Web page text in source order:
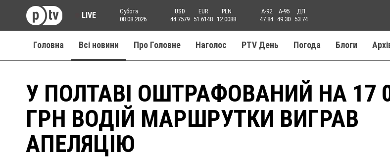
LIVE
Субота
08.08.2026
USD
44.7579
EUR
51.6148
PLN
12.0088
A-92
47.84
A-95
49.30
ДП
53.74
Головна Всі новини Про Головне Наголос PTV День Погода Блоги
У ПОЛТАВІ ОШТРАФОВАНИЙ НА 17
ГРН ВОДІЙ МАРШРУТКИ ВИГРАВ
АПЕЛЯЦІЮ